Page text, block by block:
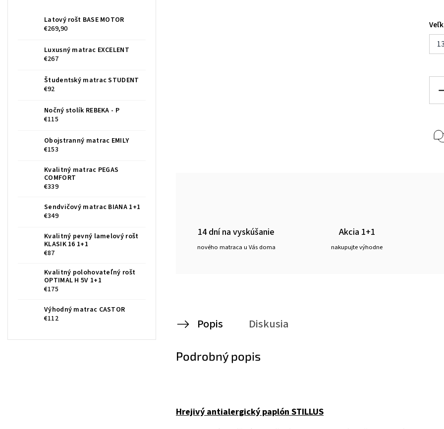
Latový rošt BASE MOTOR
€269,90
Luxusný matrac EXCELENT
€267
Študentský matrac STUDENT
€92
Nočný stolík REBEKA - P
€115
Obojstranný matrac EMILY
€153
Kvalitný matrac PEGAS
COMFORT
€339
Sendvičový matrac BIANA 1+1
€349
Kvalitný pevný lamelový rošt
KLASIK 16 1+1
€87
Kvalitný polohovateľný rošt
OPTIMAL H 5V 1+1
€175
Výhodný matrac CASTOR
€112
14 dní na vyskúšanie
nového matraca u Vás doma
Akcia 1+1
nakupujte výhodne
Popis Diskusia
Podrobný popis
Hrejivý antialergický paplón STILLUS